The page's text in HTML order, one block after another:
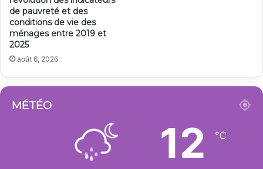
de pauvreté et des
conditions de vie des
ménages entre 2019 et
2025
août 6, 2026
MÉTÉO
12 ℃